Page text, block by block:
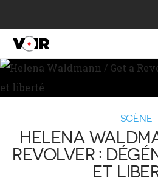
SCÈNE
HELENA
REVOLVER :
ET